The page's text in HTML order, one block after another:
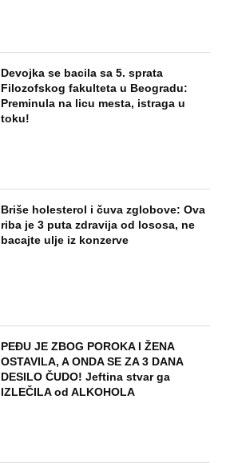
Devojka se bacila sa 5. sprata
Filozofskog fakulteta u Beogradu:
Preminula na licu mesta, istraga u
toku!
Briše holesterol i čuva zglobove: Ova
riba je 3 puta zdravija od lososa, ne
bacajte ulje iz konzerve
PEĐU JE ZBOG POROKA I ŽENA
OSTAVILA, A ONDA SE ZA 3 DANA
DESILO ČUDO! Jeftina stvar ga
IZLEČILA od ALKOHOLA